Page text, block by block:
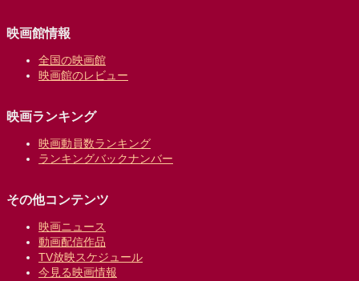
映画館情報
全国の映画館
映画館のレビュー
映画ランキング
映画動員数ランキング
ランキングバックナンバー
その他コンテンツ
映画ニュース
動画配信作品
TV放映スケジュール
今見る映画情報